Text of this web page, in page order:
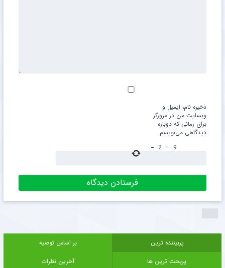
ذخیره نام، ایمیل و
وبسایت من در مرورگر
برای زمانی که دوباره
دیدگاهی می‌نویسم.
9
−
2
=
پربیننده ترین
بر اساس توصیه
پربحث ترین ها
آخرین نظرات